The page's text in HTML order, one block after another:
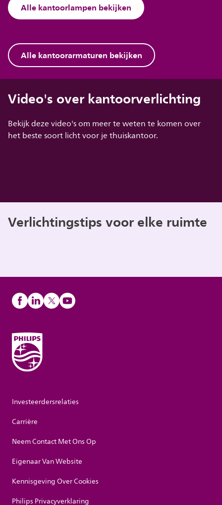
Alle kantoorlampen bekijken
Alle kantoorarmaturen bekijken
Video's over kantoorverlichting
Bekijk deze video's om meer te weten te komen over
het beste soort licht voor je thuiskantoor.
Verlichtingstips voor elke ruimte
Investeerdersrelaties
Carrière
Neem Contact Met Ons Op
Eigenaar Van Website
Kennisgeving Over Cookies
Philips Privacyverklaring